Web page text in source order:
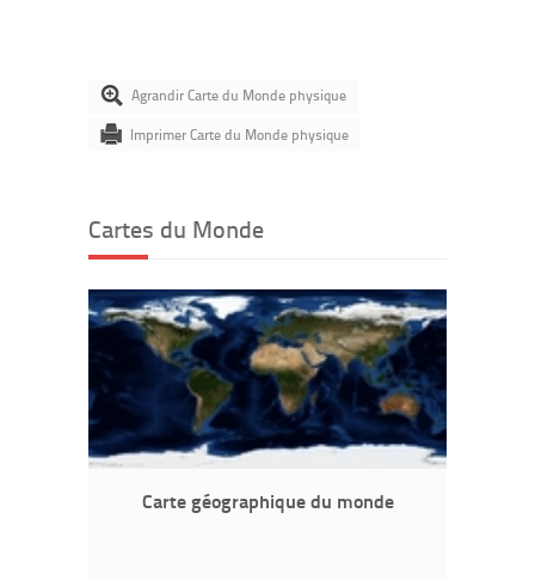
Agrandir Carte du Monde physique
Imprimer Carte du Monde physique
Cartes du Monde
Carte géographique du monde